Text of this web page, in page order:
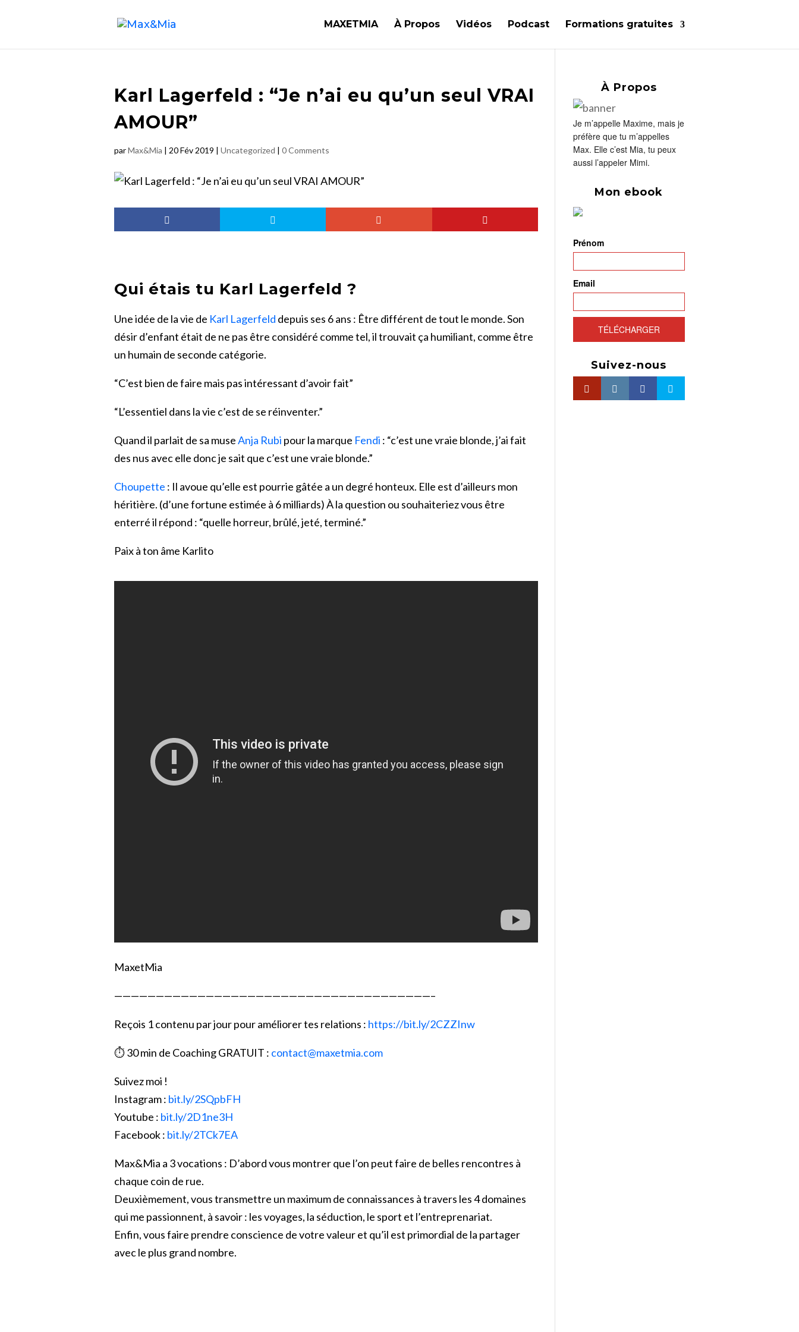
MAXETMIA À Propos Vidéos Podcast Formations gratuites
Karl Lagerfeld : “Je n’ai eu qu’un seul VRAI
AMOUR”
parMax&Mia | 20 Fév 2019 | Uncategorized | 0 Comments
Qui étais tu Karl Lagerfeld ?
Une idée de la vie de Karl Lagerfeld depuis ses 6 ans : Être différent de tout le monde. Son
désir d’enfant était de ne pas être considéré comme tel, il trouvait ça humiliant, comme être
un humain de seconde catégorie.
“C’est bien de faire mais pas intéressant d’avoir fait”
“L’essentiel dans la vie c’est de se réinventer.”
Quand il parlait de sa museAnja Rubi pour la marque Fendi : “c’est une vraie blonde, j’ai fait
des nus avec elle donc je sait que c’est une vraie blonde.”
Choupette : Il avoue qu’elle est pourrie gâtée a un degré honteux. Elle est d’ailleurs mon
héritière. (d’une fortune estimée à 6 milliards) À la question ou souhaiteriez vous être
enterré il répond : “quelle horreur, brûlé, jeté, terminé.”
Paix à ton âme Karlito
MaxetMia
——————————————————————————————————————–
Reçois 1 contenu par jour pour améliorer tes relations : https://bit.ly/2CZZInw
⏱ 30 min de Coaching GRATUIT : contact@maxetmia.com
Suivez moi !
Instagram : bit.ly/2SQpbFH
Youtube : bit.ly/2D1ne3H
Facebook : bit.ly/2TCk7EA
Max&Mia a 3 vocations : D’abord vous montrer que l’on peut faire de belles rencontres à
chaque coin de rue.
Deuxièmement, vous transmettre un maximum de connaissances à travers les 4 domaines
qui me passionnent, à savoir : les voyages, la séduction, le sport et l’entreprenariat.
Enfin, vous faire prendre conscience de votre valeur et qu’il est primordial de la partager
avec le plus grand nombre.
À Propos
Je m’appelle Maxime, mais je
préfère que tu m’appelles
Max. Elle c’est Mia, tu peux
aussi l’appeler Mimi.
Mon ebook
Prénom
Email
TÉLÉCHARGER
Suivez-nous